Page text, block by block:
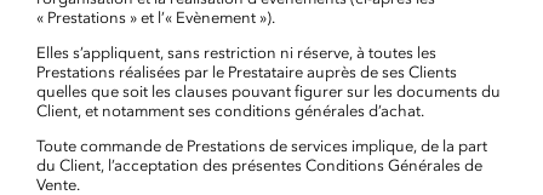
« Prestations » et l’« Evènement »).
Elles s’appliquent, sans restriction ni réserve, à toutes les
Prestations réalisées par le Prestataire auprès de ses Clients
quelles que soit les clauses pouvant figurer sur les documents du
Client, et notamment ses conditions générales d’achat.
Toute commande de Prestations de services implique, de la part
du Client, l’acceptation des présentes Conditions Générales de
Vente.